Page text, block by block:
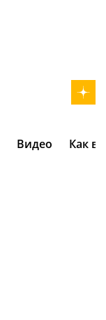
Видео Как